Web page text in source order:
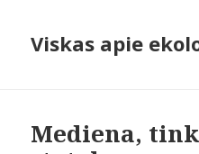
Viskas apie
Mediena,